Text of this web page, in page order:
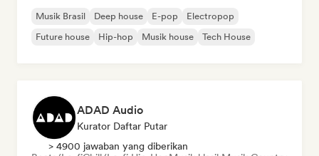
Musik Brasil Deep house E-pop
Electropop
Future house
Hip-hop Musik house Tech House
ADAD Audio
Kurator Daftar Putar
> 4900 jawaban yang diberikan